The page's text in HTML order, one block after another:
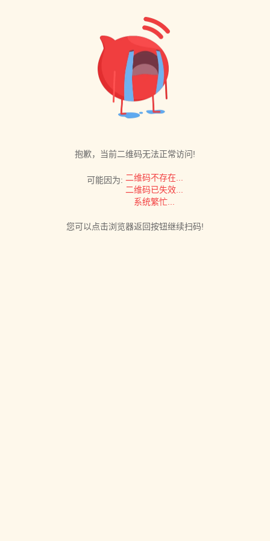
抱歉，当前二维码无法正常访问!
可能因为: 二维码不存在...
二维码已失效...
系统繁忙...
您可以点击浏览器返回按钮继续扫码!